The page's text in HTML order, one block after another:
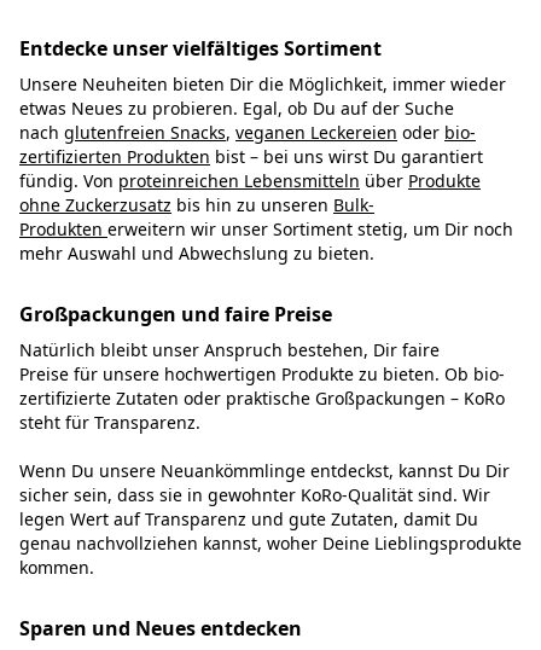
Entdecke unser vielfältiges Sortiment
Unsere Neuheiten bieten Dir die Möglichkeit, immer wieder
etwas Neues zu probieren. Egal, ob Du auf der Suche
nach glutenfreien Snacks, veganen Leckereien oder bio-
zertifizierten Produkten bist – bei uns wirst Du garantiert
fündig. Von proteinreichen Lebensmitteln über Produkte
ohne Zuckerzusatz bis hin zu unseren Bulk-
Produkten erweitern wir unser Sortiment stetig, um Dir noch
mehr Auswahl und Abwechslung zu bieten.
Großpackungen und faire Preise
Natürlich bleibt unser Anspruch bestehen, Dir faire
Preise für unsere hochwertigen Produkte zu bieten. Ob bio-
zertifizierte Zutaten oder praktische Großpackungen – KoRo
steht für Transparenz.
Wenn Du unsere Neuankömmlinge entdeckst, kannst Du Dir
sicher sein, dass sie in gewohnter KoRo-Qualität sind. Wir
legen Wert auf Transparenz und gute Zutaten, damit Du
genau nachvollziehen kannst, woher Deine Lieblingsprodukte
kommen.
Sparen und Neues entdecken